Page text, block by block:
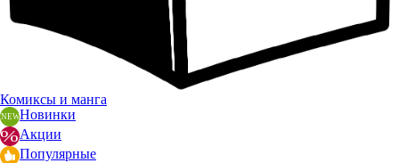
Комиксы и манга
Новинки
Акции
Популярные